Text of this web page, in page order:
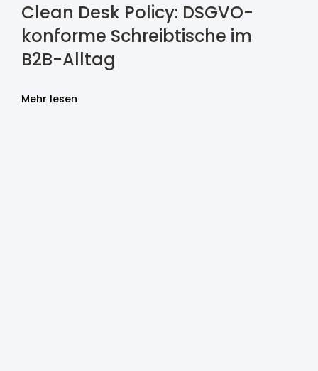
Clean Desk Policy: DSGVO-
konforme Schreibtische im
B2B-Alltag
Mehr lesen